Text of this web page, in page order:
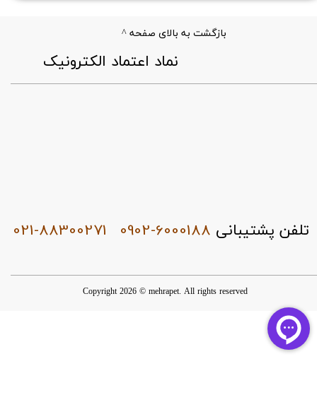
0902-6000188
بازگشت به بالای صفحه ^
021-88300271
Copyright 2026 © mehrapet. All rights reserved
​نماد اعتماد الکترونیک